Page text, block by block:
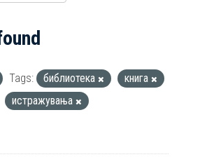
Tags: библиотека
книга
истражувања